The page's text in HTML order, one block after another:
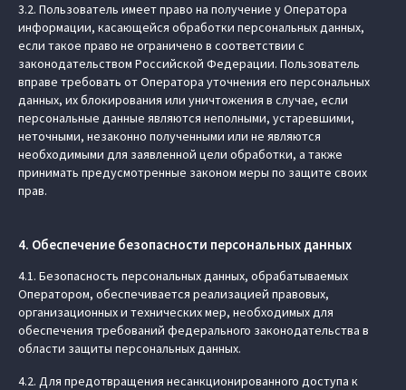
3.2. Пользователь имеет право на получение у Оператора
информации, касающейся обработки персональных данных,
если такое право не ограничено в соответствии с
законодательством Российской Федерации. Пользователь
вправе требовать от Оператора уточнения его персональных
данных, их блокирования или уничтожения в случае, если
персональные данные являются неполными, устаревшими,
неточными, незаконно полученными или не являются
необходимыми для заявленной цели обработки, а также
принимать предусмотренные законом меры по защите своих
прав.
4. Обеспечение безопасности персональных данных
4.1. Безопасность персональных данных, обрабатываемых
Оператором, обеспечивается реализацией правовых,
организационных и технических мер, необходимых для
обеспечения требований федерального законодательства в
области защиты персональных данных.
4.2. Для предотвращения несанкционированного доступа к